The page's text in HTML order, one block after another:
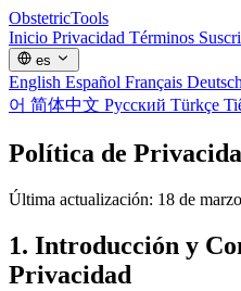
ObstetricTools
Inicio Privacidad Términos
es
English Español Français Deutsch
어 简体中文 Русский Türkçe
Política de
Última actualización: 18 de
1. Introducción y
Privacidad